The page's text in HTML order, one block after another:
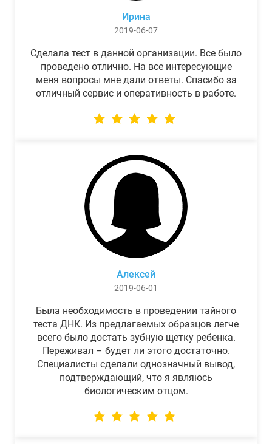
Ирина
2019-06-07
Сделала тест в данной организации. Все было
проведено отлично. На все интересующие
меня вопросы мне дали ответы. Спасибо за
отличный сервис и оперативность в работе.
Алексей
2019-06-01
Была необходимость в проведении тайного
теста ДНК. Из предлагаемых образцов легче
всего было достать зубную щетку ребенка.
Переживал – будет ли этого достаточно.
Специалисты сделали однозначный вывод,
подтверждающий, что я являюсь
биологическим отцом.